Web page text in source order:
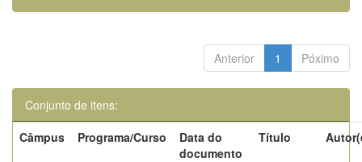
Anterior 1 Póximo
Conjunto de itens:
Câmpus
Programa/Curso
Data do
documento
Título